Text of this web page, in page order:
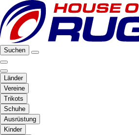
Suchen
Länder
Vereine
Trikots
Schuhe
Ausrüstung
Kinder